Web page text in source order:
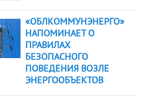
«ОБЛКОММУНЭНЕРГО»
НАПОМИНАЕТ О
ПРАВИЛАХ
БЕЗОПАСНОГО
ПОВЕДЕНИЯ ВОЗЛЕ
ЭНЕРГООБЪЕКТОВ